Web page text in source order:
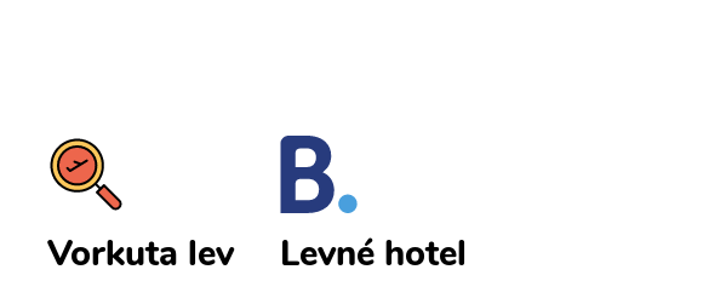
Vorkuta lev
Levné hotel